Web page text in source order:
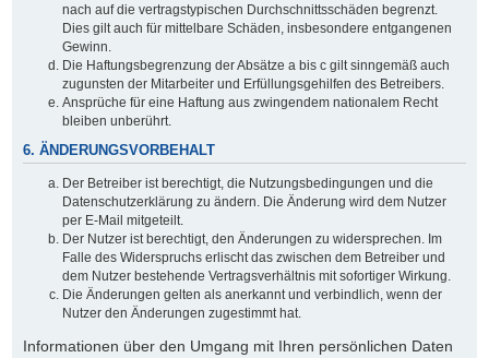
nach auf die vertragstypischen Durchschnittsschäden begrenzt.
Dies gilt auch für mittelbare Schäden, insbesondere entgangenen
Gewinn.
Die Haftungsbegrenzung der Absätze a bis c gilt sinngemäß auch
zugunsten der Mitarbeiter und Erfüllungsgehilfen des Betreibers.
Ansprüche für eine Haftung aus zwingendem nationalem Recht
bleiben unberührt.
6. ÄNDERUNGSVORBEHALT
Der Betreiber ist berechtigt, die Nutzungsbedingungen und die
Datenschutzerklärung zu ändern. Die Änderung wird dem Nutzer
per E-Mail mitgeteilt.
Der Nutzer ist berechtigt, den Änderungen zu widersprechen. Im
Falle des Widerspruchs erlischt das zwischen dem Betreiber und
dem Nutzer bestehende Vertragsverhältnis mit sofortiger Wirkung.
Die Änderungen gelten als anerkannt und verbindlich, wenn der
Nutzer den Änderungen zugestimmt hat.
Informationen über den Umgang mit Ihren persönlichen Daten